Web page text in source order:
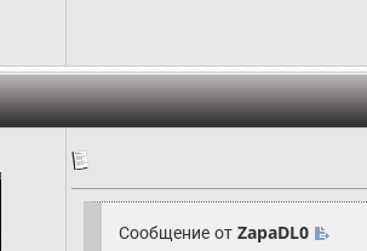
Сообщение от ZapaDL0